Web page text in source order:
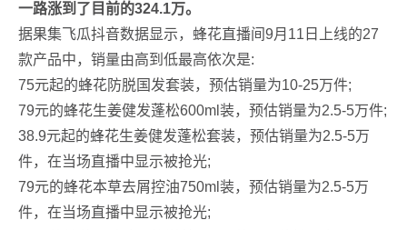
一路涨到了目前的324.1万。
据果集飞瓜抖音数据显示，蜂花直播间9月11日上线的27
款产品中，销量由高到低最高依次是:
75元起的蜂花防脱国发套装，预估销量为10-25万件;
79元的蜂花生姜健发蓬松600ml装，预估销量为2.5-5万件;
38.9元起的蜂花生姜健发蓬松套装，预估销量为2.5-5万
件，在当场直播中显示被抢光;
79元的蜂花本草去屑控油750ml装，预估销量为2.5-5万
件，在当场直播中显示被抢光;